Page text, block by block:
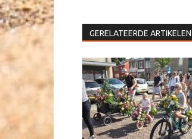
GERELATEERDE ARTIKELEN